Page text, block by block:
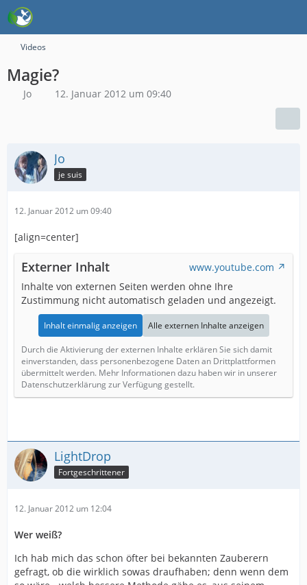
Videos
Magie?
Jo 12. Januar 2012 um 09:40
Jo
je suis
12. Januar 2012 um 09:40
[align=center]
Externer Inhalt
www.youtube.com
Inhalte von externen Seiten werden ohne Ihre
Zustimmung nicht automatisch geladen und angezeigt.
Inhalt einmalig anzeigen Alle externen Inhalte anzeigen
Durch die Aktivierung der externen Inhalte erklären Sie sich damit
einverstanden, dass personenbezogene Daten an Drittplattformen
übermittelt werden. Mehr Informationen dazu haben wir in unserer
Datenschutzerklärung zur Verfügung gestellt.
LightDrop
Fortgeschrittener
12. Januar 2012 um 12:04
Wer weiß?
Ich hab mich das schon öfter bei bekannten Zauberern
gefragt, ob die wirklich sowas draufhaben; denn wenn dem